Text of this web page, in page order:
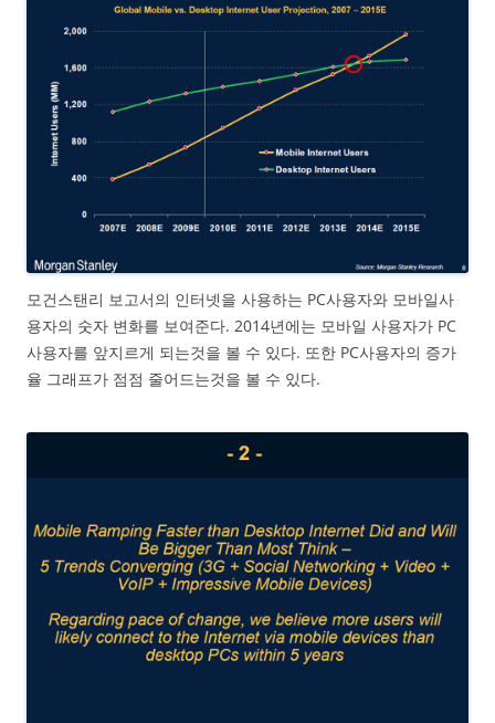
모건스탠리 보고서의 인터넷을 사용하는 PC사용자와 모바일사
용자의 숫자 변화를 보여준다. 2014년에는 모바일 사용자가 PC
사용자를 앞지르게 되는것을 볼 수 있다. 또한 PC사용자의 증가
율 그래프가 점점 줄어드는것을 볼 수 있다.